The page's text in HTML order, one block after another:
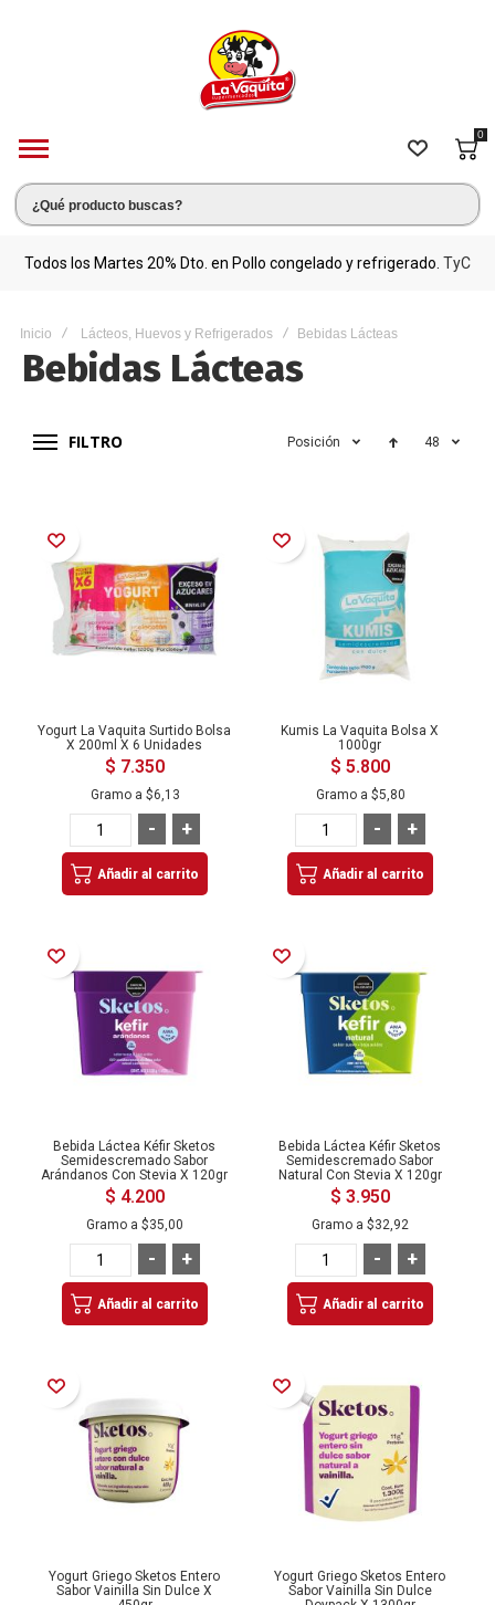
0
Todos los Martes 20% Dto. en Pollo congelado y refrigerado. TyC
Inicio Lácteos, Huevos y Refrigerados Bebidas Lácteas
Bebidas Lácteas
FILTRO Posición 48
Añadir a la Lista de Deseos
Yogurt La Vaquita Surtido Bolsa
X 200ml X 6 Unidades
$ 7.350
Gramo a $6,13
+
-
Añadir al carrito
Añadir a la Lista de Deseos
Kumis La Vaquita Bolsa X
1000gr
$ 5.800
Gramo a $5,80
+
-
Añadir al carrito
Añadir a la Lista de Deseos
Bebida Láctea Kéfir Sketos
Semidescremado Sabor
Arándanos Con Stevia X 120gr
$ 4.200
Gramo a $35,00
+
-
Añadir al carrito
Añadir a la Lista de Deseos
Bebida Láctea Kéfir Sketos
Semidescremado Sabor
Natural Con Stevia X 120gr
$ 3.950
Gramo a $32,92
+
-
Añadir al carrito
Añadir a la Lista de Deseos
Yogurt Griego Sketos Entero
Sabor Vainilla Sin Dulce X
Añadir a la Lista de Deseos
Yogurt Griego Sketos Entero
Sabor Vainilla Sin Dulce